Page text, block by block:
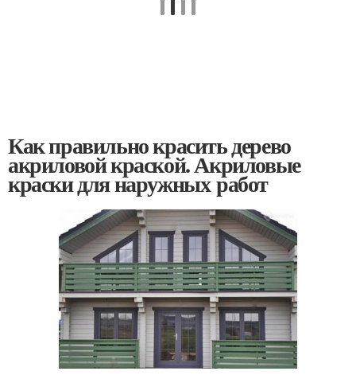
Как правильно красить дерево
акриловой краской. Акриловые
краски для наружных работ